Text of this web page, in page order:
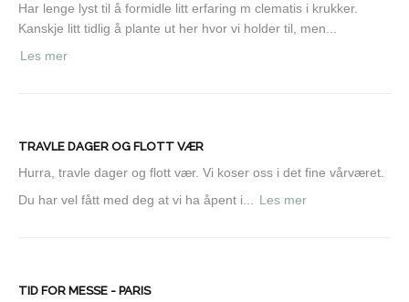
Har lenge lyst til å formidle litt erfaring m clematis i krukker.
Kanskje litt tidlig å plante ut her hvor vi holder til, men...
Les mer
TRAVLE DAGER OG FLOTT VÆR
Hurra, travle dager og flott vær. Vi koser oss i det fine vårværet.
Du har vel fått med deg at vi ha åpent i... Les mer
TID FOR MESSE - PARIS